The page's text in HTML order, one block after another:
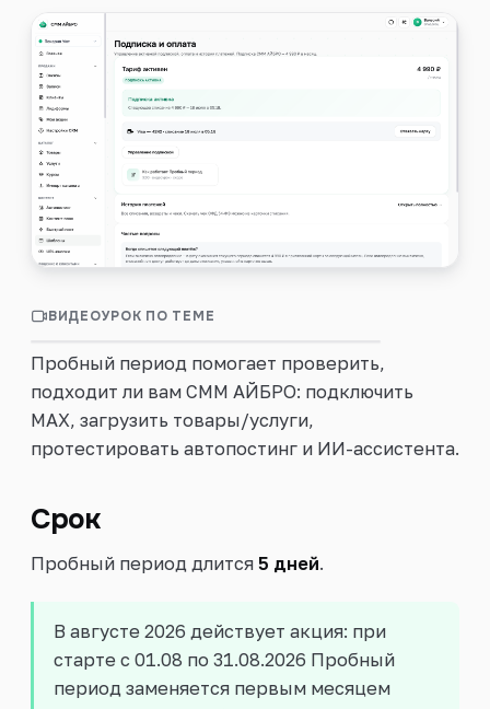
Первый месяц бесплатно
Войти
ВИДЕОУРОК ПО ТЕМЕ
Как работает Пробный период
Пробный период помогает проверить,
подходит ли вам СММ АЙБРО: подключить
MAX, загрузить товары/услуги,
протестировать автопостинг и ИИ-ассистента.
Срок
Пробный период длится 5 дней.
В августе 2026 действует акция: при
старте с 01.08 по 31.08.2026 Пробный
период заменяется первым месяцем